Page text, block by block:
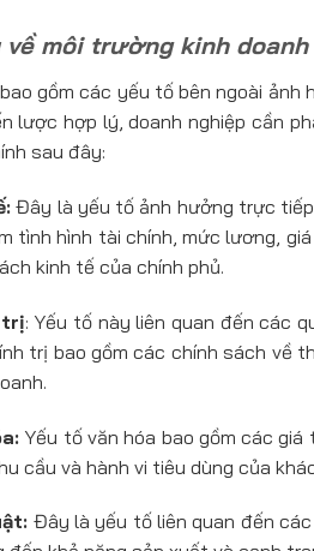
về môi trường kinh doanh
gồm các yếu tố bên ngoài
lược hợp lý, doanh nghiệp cần
sau đây:
Đây là yếu tố ảnh hưởng trực
tình hình tài chính, mức lương,
kinh tế của chính phủ.
trị: Yếu tố này liên quan đến các
trị bao gồm các chính sách về
Yếu tố văn hóa bao gồm các
cầu và hành vi tiêu dùng của
Đây là yếu tố liên quan đến